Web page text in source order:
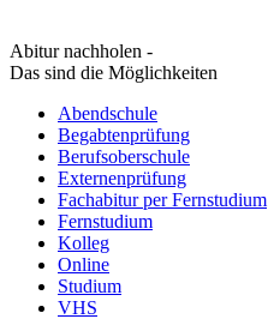
Abitur nachholen -
Das sind die Möglichkeiten
Abendschule
Begabtenprüfung
Berufsoberschule
Externenprüfung
Fachabitur per Fernstudium
Fernstudium
Kolleg
Online
Studium
VHS